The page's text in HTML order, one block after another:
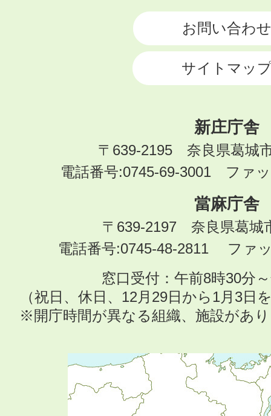
お問い合わせ
サイトマッ
新庄庁舎
〒639-2195 奈良県葛城
電話番号:0745-69-3001 ファ
當麻庁舎
〒639-2197 奈良県葛城
電話番号:0745-48-2811 ファ
窓口受付：午前8時30分
（祝日、休日、12月29日から1月3日
※開庁時間が異なる組織、施設があ